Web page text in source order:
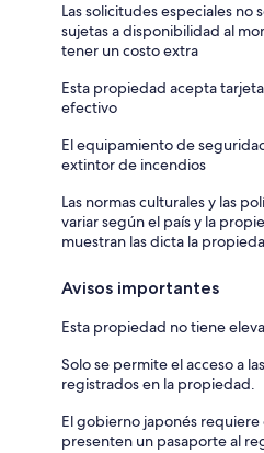
Las solicitudes especiales no
sujetas a disponibilidad al
tener un costo extra
Esta propiedad acepta
efectivo
El equipamiento de
extintor de incendios
Las normas culturales y las
variar según el país y la
muestran las dicta la
Avisos importantes
Esta propiedad no tiene
Solo se permite el acceso a
registrados en la propiedad.
El gobierno japonés
presenten un pasaporte al